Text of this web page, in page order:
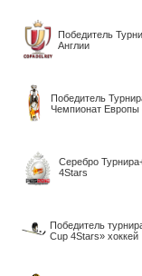
Победитель
Англии
Победитель
Чемпионат Европы
Серебро
4Stars
Победитель
Cup 4Stars» хоккей